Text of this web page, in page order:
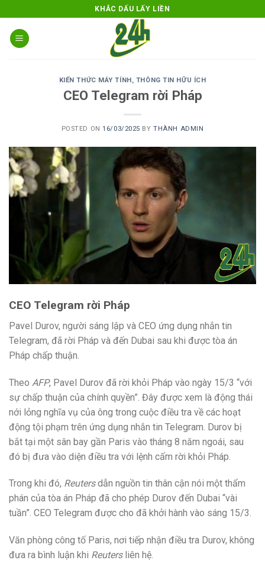
to
content
KHẮC DẤU LẤY LIỀN
KIẾN THỨC MÁY TÍNH, THÔNG TIN HỮU ÍCH
CEO Telegram rời Pháp
POSTED ON16/03/2025 BYTHÀNH ADMIN
CEO Telegram rời Pháp
Pavel Durov, người sáng lập và CEO ứng dụng nhắn tin
Telegram, đã rời Pháp và đến Dubai sau khi được tòa án
Pháp chấp thuận.
Theo AFP, Pavel Durov đã rời khỏi Pháp vào ngày 15/3 “với
sự chấp thuận của chính quyền”. Đây được xem là động thái
nới lỏng nghĩa vụ của ông trong cuộc điều tra về các hoạt
động tội phạm trên ứng dụng nhắn tin Telegram. Durov bị
bắt tại một sân bay gần Paris vào tháng 8 năm ngoái, sau
đó bị đưa vào diện điều tra với lệnh cấm rời khỏi Pháp.
Trong khi đó, Reutersdẫn nguồn tin thân cận nói một thẩm
phán của tòa án Pháp đã cho phép Durov đến Dubai “vài
tuần”. CEO Telegram được cho đã khởi hành vào sáng 15/3.
Văn phòng công tố Paris, nơi tiếp nhận điều tra Durov, không
đưa ra bình luận khi Reutersliên hệ.